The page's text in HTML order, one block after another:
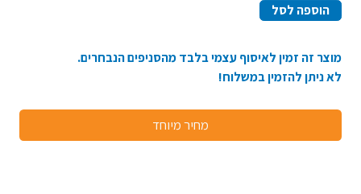
הוספה לסל
מוצר זה זמין לאיסוף עצמי בלבד מהסניפים הנבחרים.
לא ניתן להזמין במשלוח!
מחיר מיוחד